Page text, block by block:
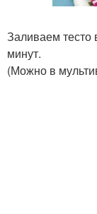
Заливаем
минут.
(Можно в